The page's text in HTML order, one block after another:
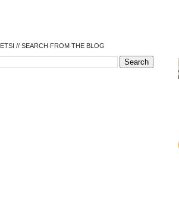
ETSI // SEARCH FROM THE BLOG